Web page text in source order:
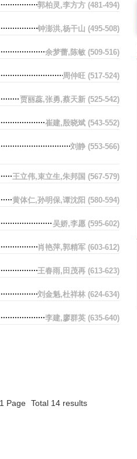
郭柏灵,李方方 (481-494)
钟澎洪,杨干山 (495-508)
余梦蕾,陈敏 (509-516)
周仲旺 (517-524)
贾丽蕊,张勇,蔡天新 (525-542)
崔建,殷晓斌 (543-552)
刘静 (553-566)
王立伟,束立生,朱邦国 (567-579)
黄体仁,孙明保,谭沈阳 (580-594)
吴娇,李愿 (595-602)
肖艳萍,郭精军 (603-612)
王春雨,田茂再 (613-623)
刘金魁,杜祥林 (624-634)
李建,廖群英 (635-640)
Page Total 14 results